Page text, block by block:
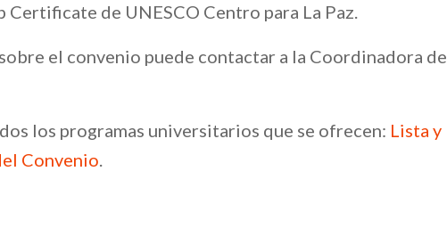
de UNESCO Centro para La Paz.
el convenio puede contactar a la Coordinadora de
los programas universitarios que se ofrecen: Lista y
Convenio.